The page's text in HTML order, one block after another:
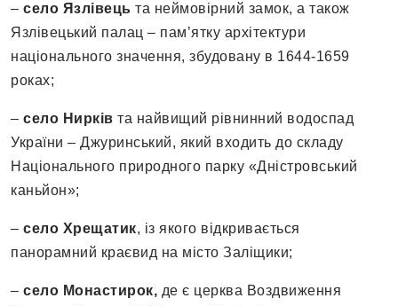
– село Язлівець та неймовірний замок, а також
Язлівецький палац – пам’ятку архітектури
національного значення, збудовану в 1644-1659
роках;
– село Нирків та найвищий рівнинний водоспад
України – Джуринський, який входить до складу
Національного природного парку «Дністровський
каньйон»;
– село Хрещатик, із якого відкривається
панорамний краєвид на місто Заліщики;
– село Монастирок, де є церква Воздвиження